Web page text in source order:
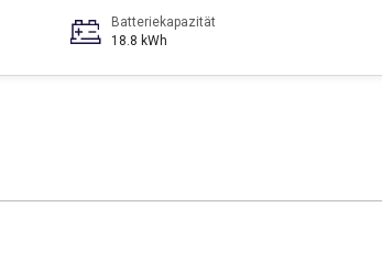
Batteriekapazität
18.8 kWh